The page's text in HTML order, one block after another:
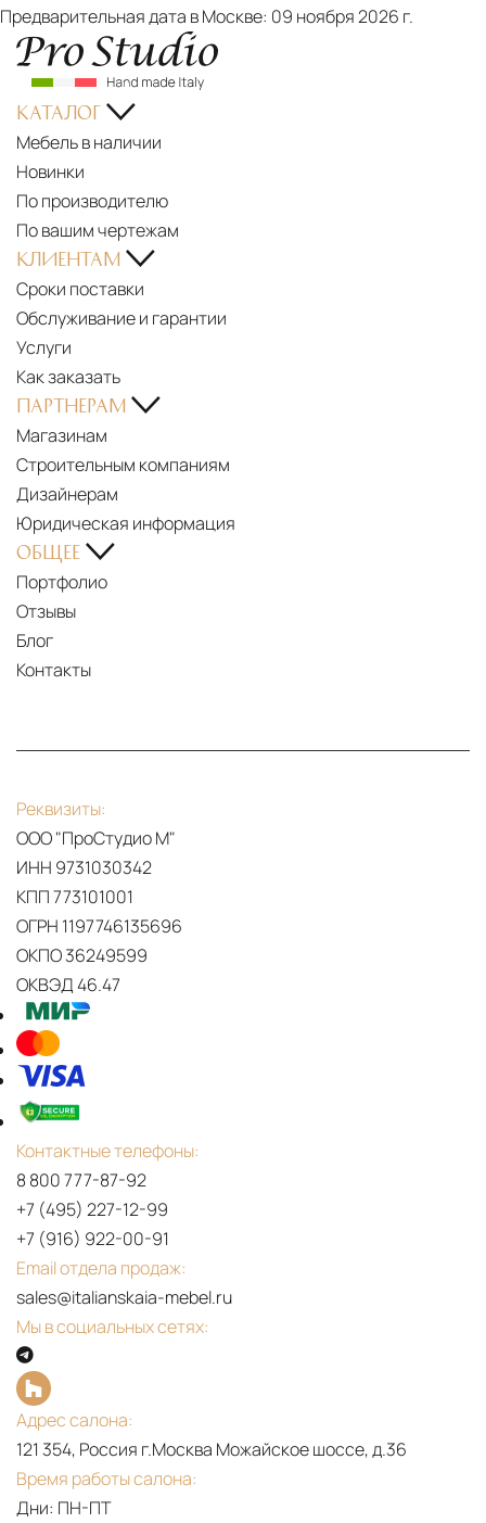
Предварительная дата в Москве: 09 ноября 2026 г.
КАТАЛОГ
Мебель в наличии
Новинки
По производителю
По вашим чертежам
КЛИЕНТАМ
Сроки поставки
Обслуживание и гарантии
Услуги
Как заказать
ПАРТНЕРАМ
Магазинам
Строительным компаниям
Дизайнерам
Юридическая информация
ОБЩЕЕ
Портфолио
Отзывы
Блог
Контакты
Реквизиты:
ООО "ПроСтудио М"
ИНН 9731030342
КПП 773101001
ОГРН 1197746135696
ОКПО 36249599
ОКВЭД 46.47
Контактные телефоны:
8 800 777-87-92
+7 (495) 227-12-99
+7 (916) 922-00-91
Email отдела продаж:
sales@italianskaia-mebel.ru
Мы в социальных сетях:
Адрес салона:
121 354, Россия г.Москва Можайское шоссе, д.36
Время работы салона:
Дни: ПН-ПТ